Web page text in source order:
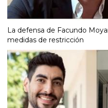
La defensa de Facundo
medidas de restricción